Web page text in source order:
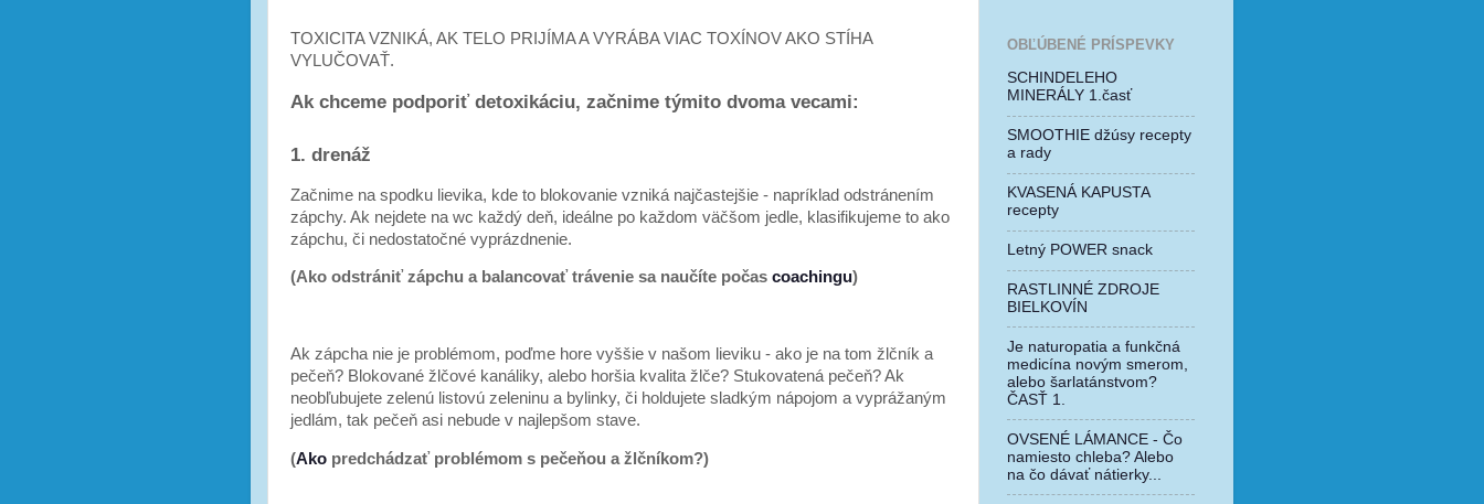
TOXICITA VZNIKÁ, AK TELO PRIJÍMA A VYRÁBA VIAC TOXÍNOV AKO STÍHA
VYLUČOVAŤ.
Ak chceme podporiť detoxikáciu, začnime týmito dvoma vecami:
1. drenáž
Začnime na spodku lievika, kde to blokovanie vzniká najčastejšie - napríklad odstránením
zápchy. Ak nejdete na wc každý deň, ideálne po každom väčšom jedle, klasifikujeme to ako
zápchu, či nedostatočné vyprázdnenie.
(Ako odstrániť zápchu a balancovať trávenie sa naučíte počas coachingu)
Ak zápcha nie je problémom, poďme hore vyššie v našom lieviku - ako je na tom žlčník a
pečeň? Blokované žlčové kanáliky, alebo horšia kvalita žlče? Stukovatená pečeň? Ak
neobľubujete zelenú listovú zeleninu a bylinky, či holdujete sladkým nápojom a vyprážaným
jedlám, tak pečeň asi nebude v najlepšom stave.
(Ako predchádzať problémom s pečeňou a žlčníkom?)
OBĽÚBENÉ PRÍSPEVKY
SCHINDELEHO
MINERÁLY 1.časť
SMOOTHIE džúsy recepty
a rady
KVASENÁ KAPUSTA
recepty
Letný POWER snack
RASTLINNÉ ZDROJE
BIELKOVÍN
Je naturopatia a funkčná
medicína novým smerom,
alebo šarlatánstvom?
ČASŤ 1.
OVSENÉ LÁMANCE - Čo
namiesto chleba? Alebo
na čo dávať nátierky...